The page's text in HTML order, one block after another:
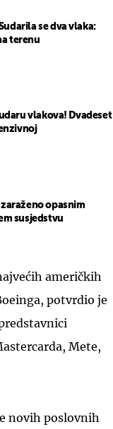
se dva vlaka:
terenu
vlakova! Dvadeset
opasnim
susjedstvu
američkih
potvrdio je
Mete,
novih poslovnih